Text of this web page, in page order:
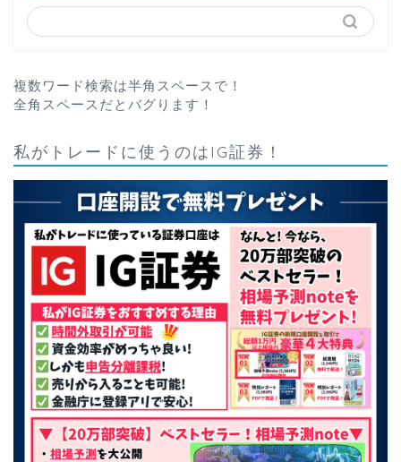
複数ワード検索は半角スペースで！
全角スペースだとバグります！
私がトレードに使うのはIG証券！